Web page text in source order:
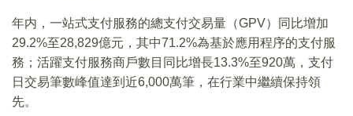
年内，一站式支付服務的總支付交易量（GPV）同比增加
29.2%至28,829億元，其中71.2%為基於應用程序的支付服
務；活躍支付服務商戶數目同比增長13.3%至920萬，支付
日交易筆數峰值達到近6,000萬筆，在行業中繼續保持領
先。